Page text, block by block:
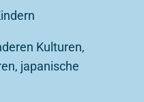
Kulturen,
japanische